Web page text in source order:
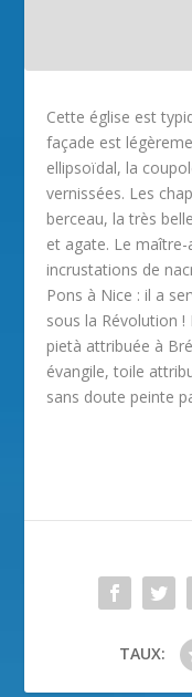
Cette église est
façade est
ellipsoïdal, la
vernissées. Les
berceau, la très
et agate. Le
incrustations de
Pons à Nice : il a
sous la Révolution !
pietà attribuée à
évangile, toile
sans doute peinte
TAUX: